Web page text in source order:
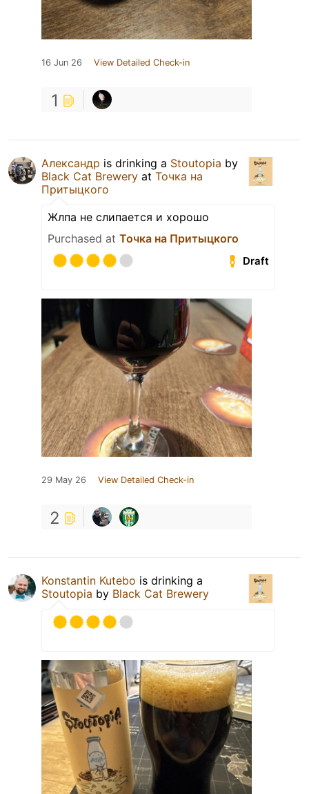
16 Jun 26 View Detailed Check-in
1
Александр is drinking a Stoutopia by
Black Cat Brewery at Точка на
Притыцкого
Жлпа не слипается и хорошо
Purchased at Точка на Притыцкого
Draft
29 May 26 View Detailed Check-in
2
Konstantin Kutebo is drinking a
Stoutopia by Black Cat Brewery